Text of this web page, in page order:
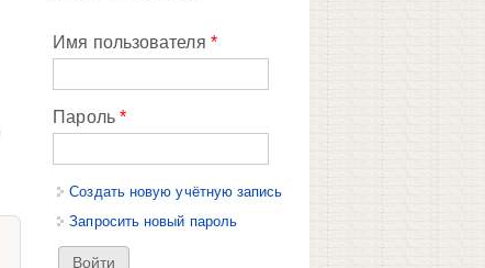
Имя пользователя *
Пароль *
Создать новую учётную запись
Запросить новый пароль